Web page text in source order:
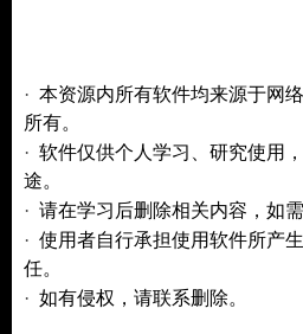
· 本资源内所有软件均来源于网
所有。
· 软件仅供个人学习、研究使用
途。
· 请在学习后删除相关内容，如
· 使用者自行承担使用软件所产
任。
· 如有侵权，请联系删除。